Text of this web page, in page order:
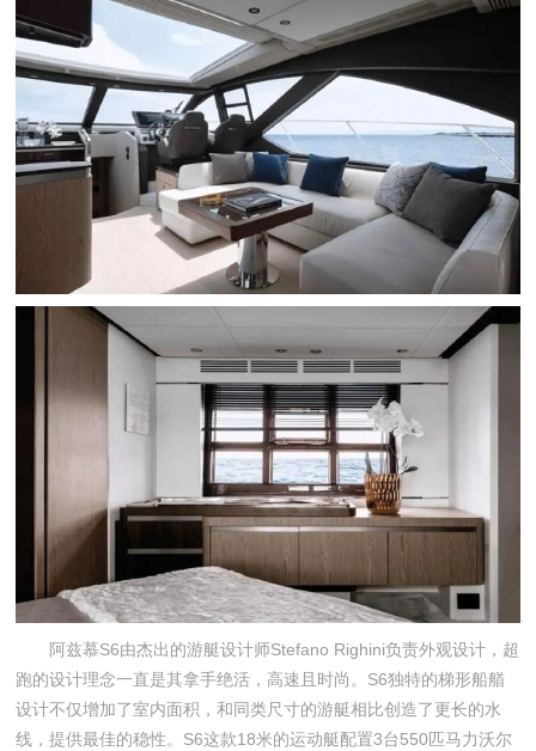
阿兹慕S6由杰出的游艇设计师Stefano Righini负责外观设计，超
跑的设计理念一直是其拿手绝活，高速且时尚。S6独特的梯形船艏
设计不仅增加了室内面积，和同类尺寸的游艇相比创造了更长的水
线，提供最佳的稳性。S6这款18米的运动艇配置3台550匹马力沃尔